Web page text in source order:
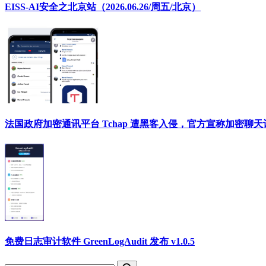
EISS-AI安全之北京站（2026.06.26/周五/北京）
法国政府加密通讯平台 Tchap 遭黑客入侵，官方宣称加密聊天
免费日志审计软件 GreenLogAudit 发布 v1.0.5